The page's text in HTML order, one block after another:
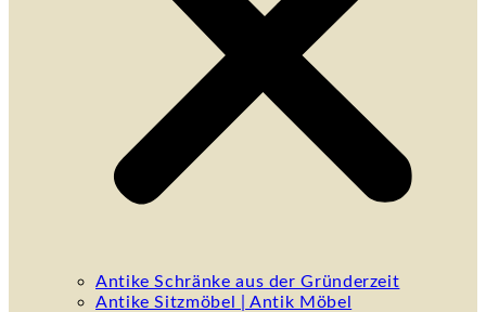
Antike Schränke aus der Gründerzeit
Antike Sitzmöbel | Antik Möbel